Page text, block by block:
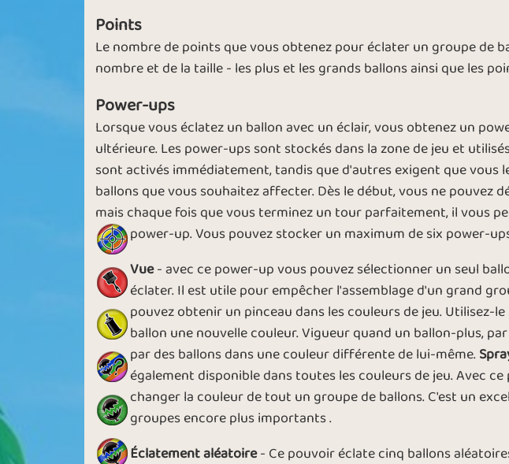
50 Balloons
1000 Balloons Groupie Balloon Round Balloons
Blow Up Blue Velvet Balloon Spinner
Points
Le nombre de points que vous obtenez pour éclater un groupe de
nombre et de la taille - les plus et les grands ballons ainsi que les
Power-ups
Lorsque vous éclatez un ballon avec un éclair, vous obtenez un
ultérieure. Les power-ups sont stockés dans la zone de jeu et
sont activés immédiatement, tandis que d'autres exigent que vous
ballons que vous souhaitez affecter. Dès le début, vous ne pouvez
mais chaque fois que vous terminez un tour parfaitement, il vous
power-up. Vous pouvez stocker un maximum de six power-
Vue- avec ce power-up vous pouvez sélectionner un seul
éclater. Il est utile pour empêcher l'assemblage d'un grand
pouvez obtenir un pinceau dans les couleurs de jeu. Utilisez-
ballon une nouvelle couleur. Vigueur quand un ballon-plus,
par des ballons dans une couleur différente de lui-même.
également disponible dans toutes les couleurs de jeu. Avec
changer la couleur de tout un groupe de ballons. C'est un
groupes encore plus importants .
Éclatement aléatoire- Ce pouvoir éclate cinq ballons